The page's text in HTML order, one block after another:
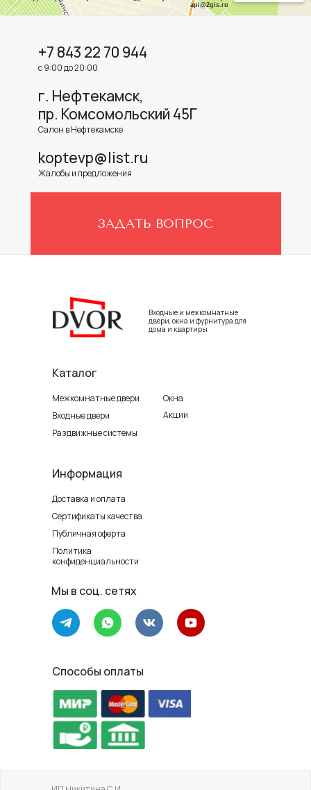
г. Нефтекамск,
пр. Комсомольский 45Г
+7 843 22 70 944
koptevp@list.ru
Салон в Нефтекамске
с 9:00 до 20:00
Жалобы и предложения
ЗАДАТЬ ВОПРОС
Входные и межкомнатные
двери, окна и фурнитура для
дома и квартиры
Каталог
Информация
Мы в соц. сетях
Межкомнатные двери
Доставка и оплата
Входные двери
Сертификаты качества
Раздвижные системы
Публичная оферта
Окна
Политика
конфиденциальности
Акции
Способы оплаты